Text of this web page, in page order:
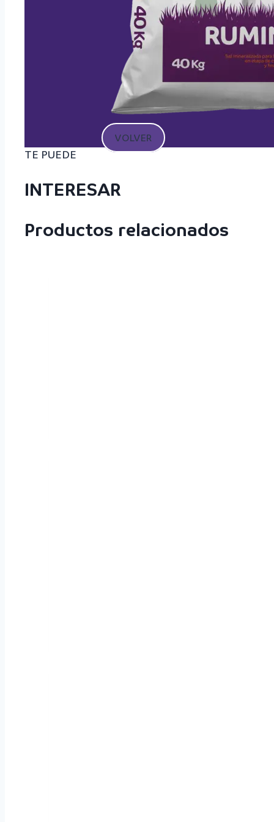
VOLVER
TE PUEDE
INTERESAR
Productos relacionados